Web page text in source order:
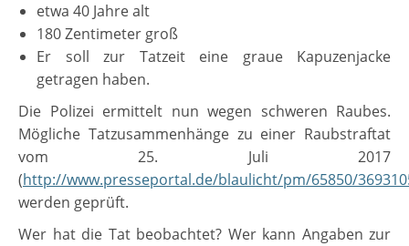
etwa 40 Jahre alt
180 Zentimeter groß
Er soll zur Tatzeit eine graue Kapuzenjacke
getragen haben.
Die Polizei ermittelt nun wegen schweren Raubes.
Mögliche Tatzusammenhänge zu einer Raubstraftat
vom 25. Juli 2017
(http://www.presseportal.de/blaulicht/pm/65850/
werden geprüft.
Wer hat die Tat beobachtet? Wer kann Angaben zur